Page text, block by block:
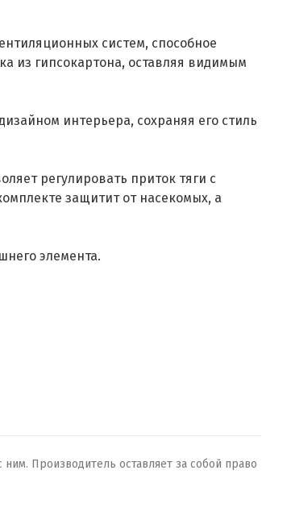
систем, способное
из гипсокартона, оставляя видимым
интерьера, сохраняя его стиль
регулировать приток тяги с
защитит от насекомых, а
элемента.
Производитель оставляет за собой право